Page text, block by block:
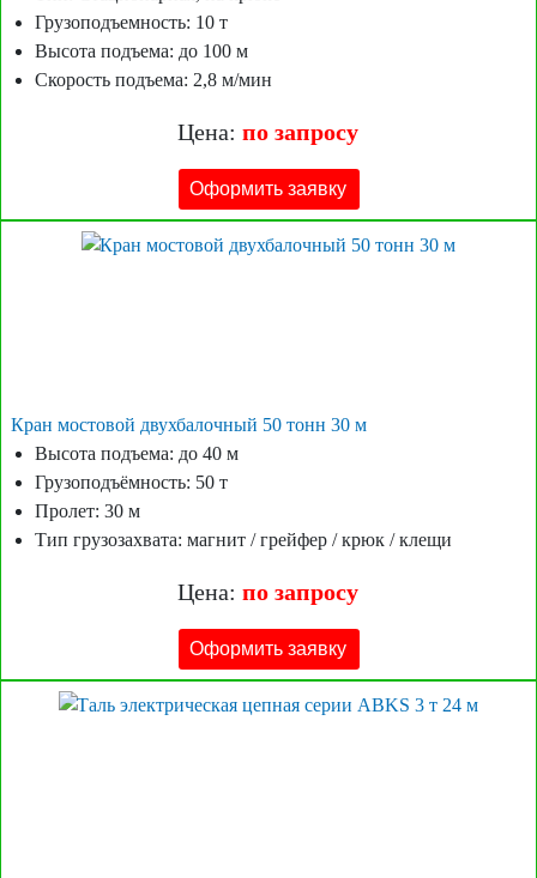
Грузоподъемность: 10 т
Высота подъема: до 100 м
Скорость подъема: 2,8 м/мин
Цена:по запросу
Оформить заявку
Кран мостовой двухбалочный 50 тонн 30 м
Высота подъема: до 40 м
Грузоподъёмность: 50 т
Пролет: 30 м
Тип грузозахвата: магнит / грейфер / крюк / клещи
Цена:по запросу
Оформить заявку